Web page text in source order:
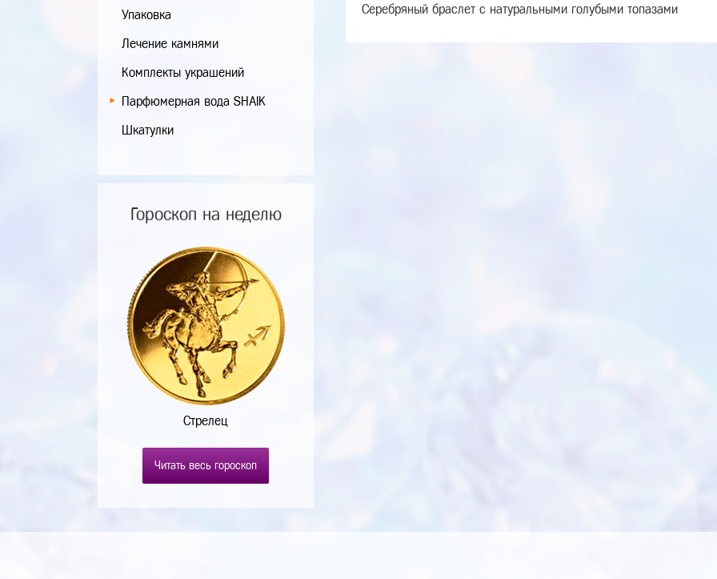
Упаковка
Лечение камнями
Комплекты украшений
Парфюмерная вода SHAIK
Шкатулки
Гороскоп на неделю
Стрелец
Читать весь гороскоп
Серебряный браслет с натуральными голубыми топазами